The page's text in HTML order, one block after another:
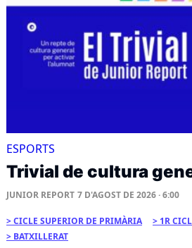
ESPORTS
Trivial de cultura
JUNIOR REPORT 7 D'AGOST DE 2026 · 6:00
CICLE SUPERIOR DE PRIMÀRIA 1R
BATXILLERAT